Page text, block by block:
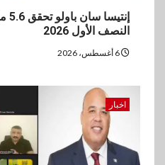
النصف الأول 2026
اخبار